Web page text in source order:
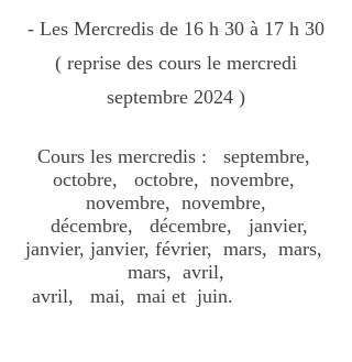
- Les Mercredis de 16 h 30 à 17 h 30
( reprise des cours le mercredi
septembre 2024 )
Cours les mercredis :
septembre,
octobre, octobre, novembre,
novembre, novembre,
décembre, décembre, janvier,
janvier, janvier, février, mars, mars,
mars, avril,
avril,
mai, mai et juin.